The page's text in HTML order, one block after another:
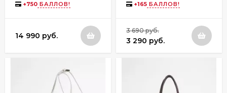
+750 БАЛЛОВ!
14 990 руб.
+165 БАЛЛОВ!
3 690 руб.
3 290 руб.